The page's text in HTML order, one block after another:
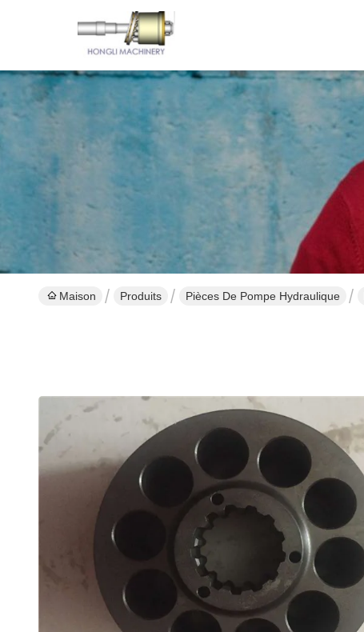
Maison Produits Pièces De Pompe Hydraulique